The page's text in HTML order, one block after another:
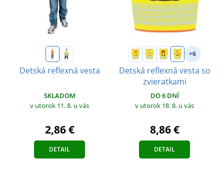
Detská reflexná vesta
SKLADOM
v utorok 11. 8. u vás
2,86 €
DETAIL
+6
Detská reflexná vesta so
zvieratkami
DO 6 DNÍ
v utorok 18. 8. u vás
8,86 €
DETAIL